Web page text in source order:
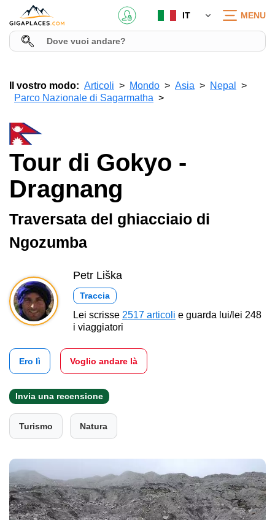
IT MENU
Il vostro modo: Articoli Mondo Asia
Nepal
Parco Nazionale di Sagarmatha
Tour di Gokyo -
Dragnang
Traversata del ghiacciaio di
Ngozumba
Petr Liška
Traccia
Lei scrisse 2517 articoli e guarda lui/lei 248
i viaggiatori
Ero lì Voglio andare là
Invia una recensione
Turismo Natura